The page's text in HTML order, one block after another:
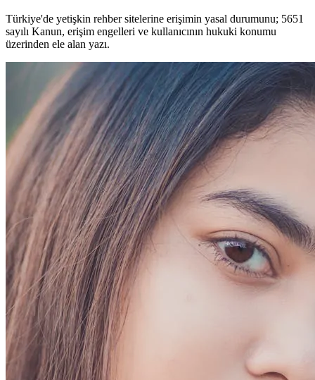
Türkiye'de yetişkin rehber sitelerine erişimin yasal durumunu; 5651
sayılı Kanun, erişim engelleri ve kullanıcının hukuki konumu
üzerinden ele alan yazı.